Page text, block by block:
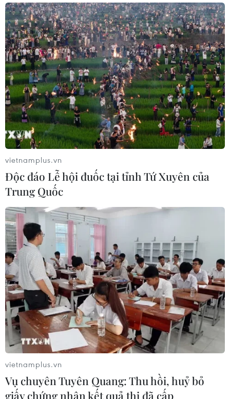
vietnamplus.vn
Độc đáo Lễ hội đuốc tại tỉnh Tứ Xuyên của
Trung Quốc
vietnamplus.vn
Vụ chuyên Tuyên Quang: Thu hồi, huỷ bỏ
giấy chứng nhận kết quả thi đã cấp